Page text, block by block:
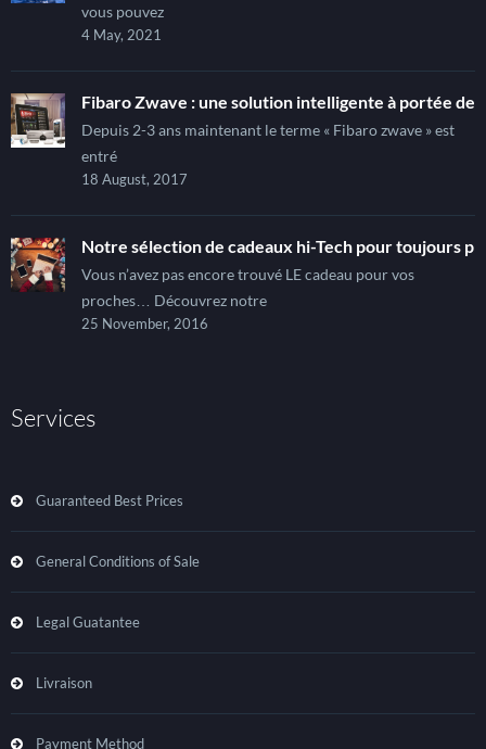
vous pouvez
4 May, 2021
Fibaro Zwave : une solution intelligente à portée de
Depuis 2-3 ans maintenant le terme « Fibaro zwave » est
entré
18 August, 2017
Notre sélection de cadeaux hi-Tech pour toujours
Vous n’avez pas encore trouvé LE cadeau pour vos
proches… Découvrez notre
25 November, 2016
Services
Guaranteed Best Prices
General Conditions of Sale
Legal Guatantee
Livraison
Payment Method